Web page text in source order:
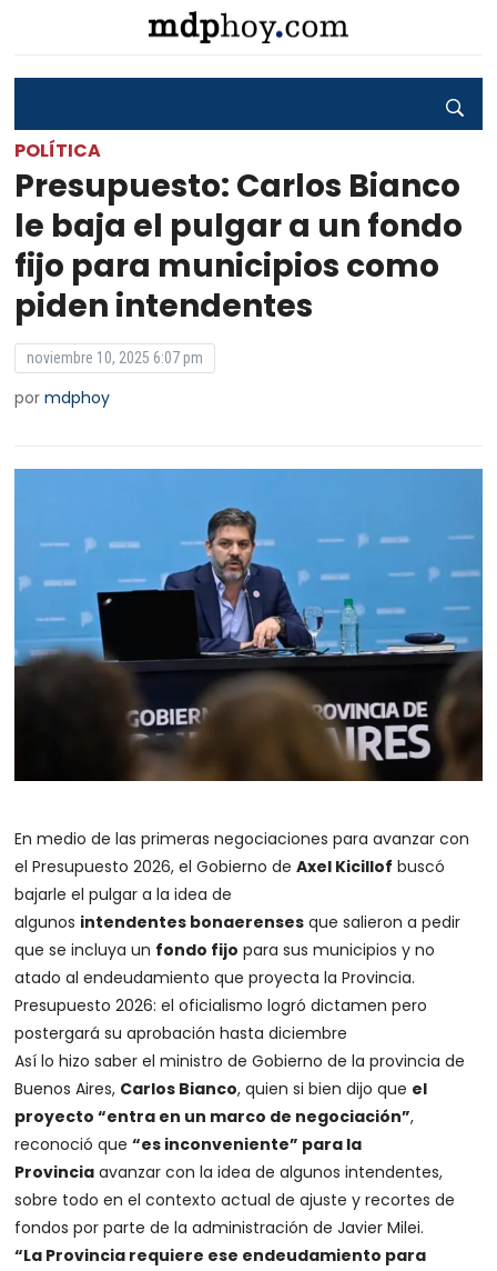
POLÍTICA
Presupuesto: Carlos Bianco
le baja el pulgar a un fondo
fijo para municipios como
piden intendentes
noviembre 10, 2025 6:07 pm
pormdphoy
En medio de las primeras negociaciones para avanzar con
el Presupuesto 2026, el Gobierno deAxel Kicillof buscó
bajarle el pulgar a la idea de
algunos intendentes bonaerenses que salieron a pedir
que se incluya un fondo fijo para sus municipios y no
atado al endeudamiento que proyecta la Provincia.
Presupuesto 2026: el oficialismo logró dictamen pero
postergará su aprobación hasta diciembre
Así lo hizo saber el ministro de Gobierno de la provincia de
Buenos Aires, Carlos Bianco, quien si bien dijo que el
proyecto “entra en un marco de negociación”,
reconoció que“es inconveniente” para la
Provincia avanzar con la idea de algunos intendentes,
sobre todo en el contexto actual de ajuste y recortes de
fondos por parte de la administración de Javier Milei.
“La Provincia requiere ese endeudamiento para